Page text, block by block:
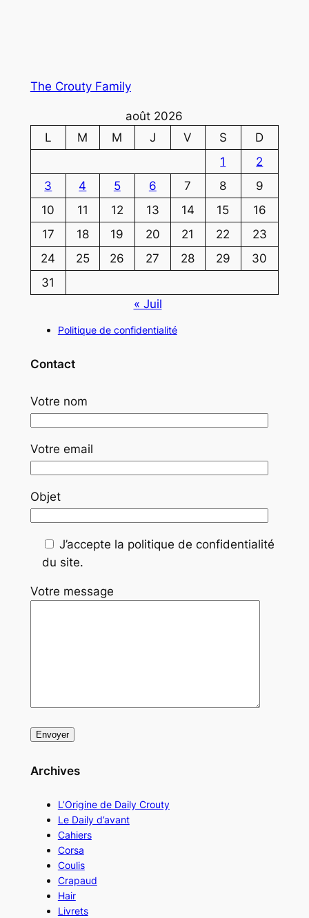
The Crouty Family
août 2026
L
M M J V S
D
1
2
3
4 5 6 7 8
9
10
11 12 13 14 15
16
17
18 19 20 21 22
23
24
25 26 27 28 29
30
31
« Juil
Politique de confidentialité
Contact
Votre nom
Votre email
Objet
J’accepte la politique de confidentialité
du site.
Votre message
Archives
L’Origine de Daily Crouty
Le Daily d’avant
Cahiers
Corsa
Coulis
Crapaud
Hair
Livrets